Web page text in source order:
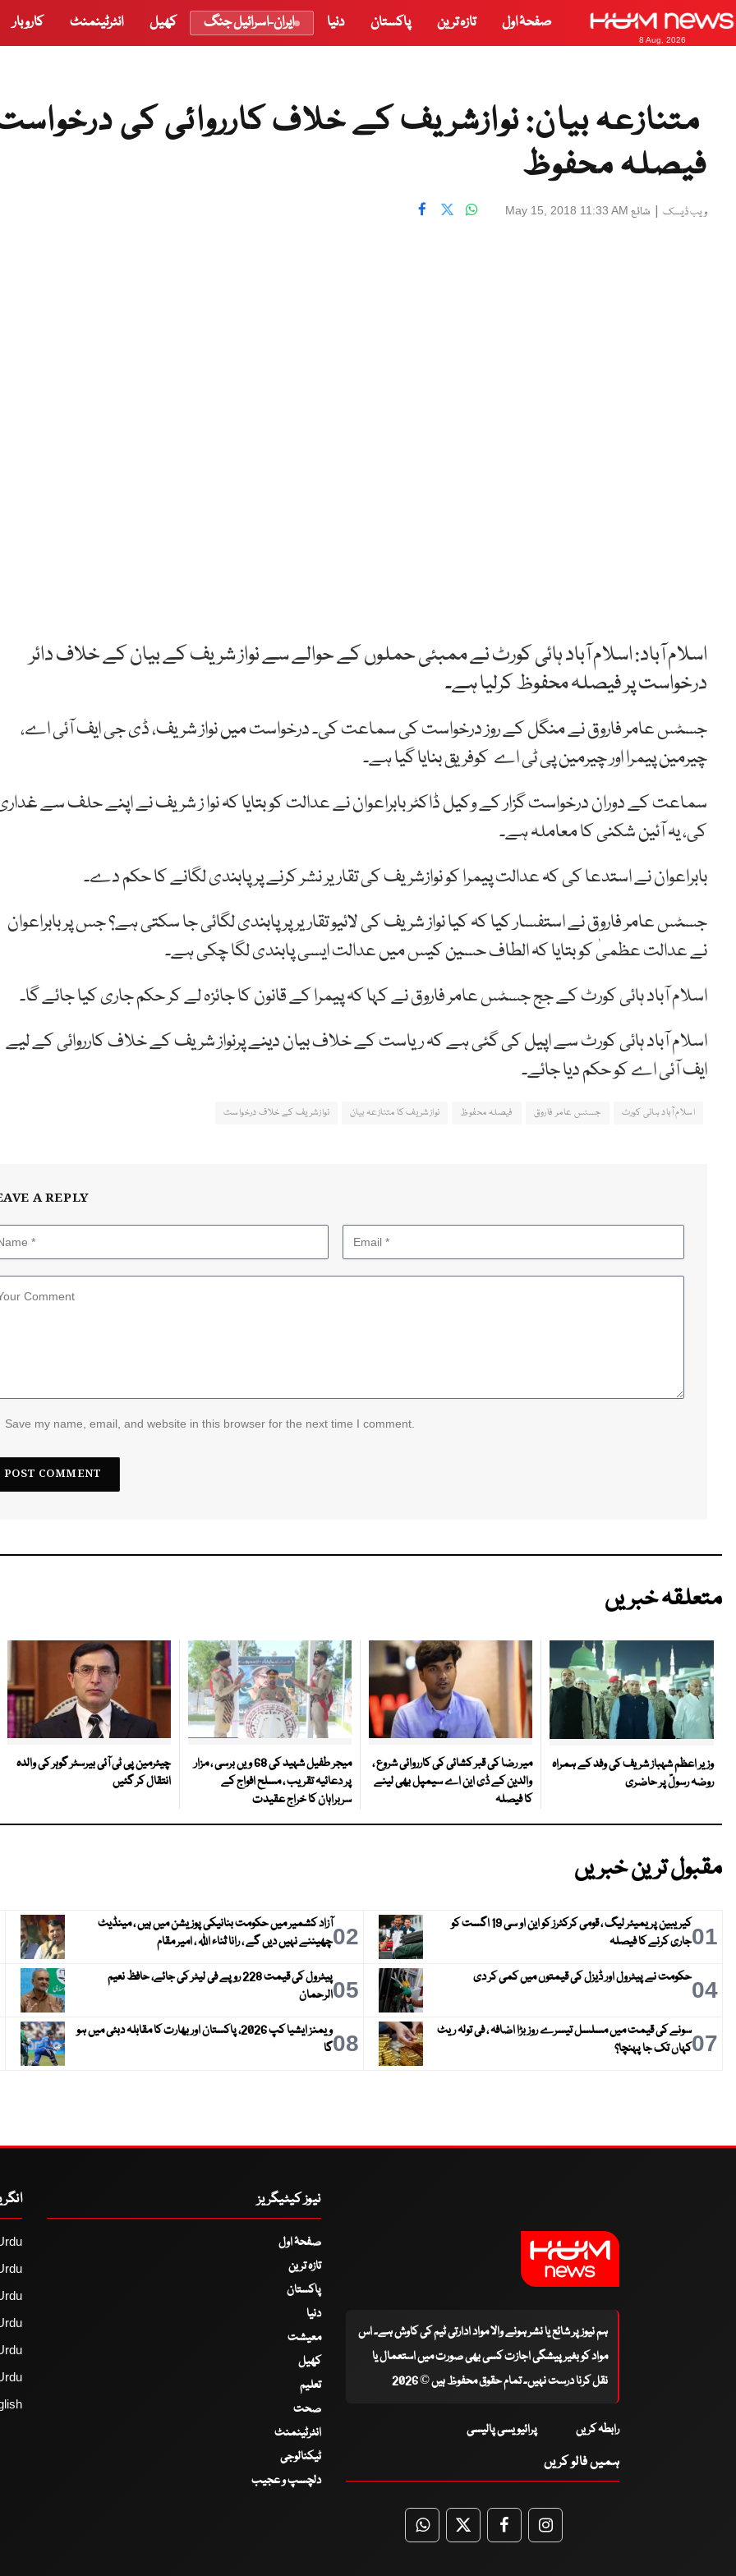
8 Aug, 2026
صفحۂ اول تازہ ترین پاکستان دنیا ایران-اسرائیل جنگ کھیل انٹرٹینمنٹ کاروبار
متنازعہ بیان: نوازشریف کے خلاف کارروائی کی
فیصلہ محفوظ
ویب ڈیسک | شائع May 15, 2018 11:33 AM
اسلام آباد: اسلام آباد ہائی کورٹ نے ممبئی حملوں کے حوالے سے نواز شریف کے بیان کے خلاف دائر
درخواست پر فیصلہ محفوظ کرلیا ہے۔
جسٹس عامر فاروق نے منگل کے روز درخواست کی سماعت کی۔ درخواست میں نواز شریف، ڈی جی ایف آئی اے،
چیرمین پیمرا اور چیرمین پی ٹی اے کوفریق بنایا گیا ہے۔
سماعت کے دوران درخواست گزار کے وکیل ڈاکٹر بابراعوان نے عدالت کو بتایا کہ نوا ز شریف نے اپنے حلف سے
کی، یہ آئین شکنی کا معاملہ ہے۔
بابراعوان نے استدعا کی کہ عدالت پیمرا کو نوازشریف کی تقاریر نشر کرنے پر پابندی لگانے کا حکم دے۔
جسٹس عامر فاروق نے استفسار کیا کہ کیا نواز شریف کی لائیو تقاریر پر پابندی لگائی جا سکتی ہے؟ جس پر بابراعوان
نے عدالت عظمیٰ کو بتایا کہ الطاف حسین کیس میں عدالت ایسی پابندی لگا چکی ہے۔
اسلام آباد ہائی کورٹ کے جج جسٹس عامر فاروق نے کہا کہ پیمرا کے قانون کا جائزہ لے کر حکم جاری کیا جائے گا۔
اسلام آباد ہائی کورٹ سے اپیل کی گئی ہے کہ ریاست کے خلاف بیان دینے پرنواز شریف کے خلاف کارروائی کے لیے
ایف آئی اے کو حکم دیا جائے۔
اسلام آباد ہائی کورٹ جسٹس عامر فاروق فیصلہ محفوظ نوازشریف کا متنازعہ بیان نوازشریف کے خلاف درخواست
A REPLY
Save my name, email, and website in this browser for the next time I comment.
متعلقہ خبریں
وزیر اعظم شہباز شریف کی وفد کے ہمراہ
روضہ رسولؐ پر حاضری
میر رضا کی قبر کشائی کی کارروائی شروع ،
والدین کے ڈی این اے سیمپل بھی لینے
کا فیصلہ
میجر طفیل شہید کی 68 ویں برسی ، مزار
پر دعائیہ تقریب ، مسلح افواج کے
سربراہان کا خراج عقیدت
چیئرمین پی ٹی آئی بیرسٹر گوہر کی والدہ
انتقال کر گئیں
مقبول ترین خبریں
01
کیریبین پریمیئر لیگ ، قومی کرکٹرز کو این او سی 19 اگست کو
جاری کرنے کا فیصلہ
02آزاد کشمیر میں حکومت بنانیکی پوزیشن میں ہیں ، مینڈیٹ
چھیننے نہیں دیں گے ، رانا ثناء اللہ ، امیر مقام
04حکومت نے پیٹرول اور ڈیزل کی قیمتوں میں کمی کر دی 05
پیٹرول کی قیمت 228 روپے فی لیٹر کی جائے، حافظ نعیم
الرحمان
07سونے کی قیمت میں مسلسل تیسرے روز بڑا اضافہ ، فی تولہ ریٹ
کہاں تک جا پہنچا؟
08
ویمنز ایشیا کپ 2026، پاکستان اور بھارت کا مقابلہ دبئی میں ہو
گا
ہم نیوز پر شائع یا نشر ہونے والا مواد ادارتی ٹیم کی کاوش ہے۔ اس
مواد کو بغیر پیشگی اجازت کسی بھی صورت میں استعمال یا
نقل کرنا درست نہیں۔ تمام حقوق محفوظ ہیں © 2026
رابطہ کریں پرائیویسی پالیسی
ہمیں فالو کریں
WhatsApp
TwitterFacebookFacebook
نیوز کیٹیگریز
صفحۂ اول
تازہ ترین
پاکستان
دنیا
معیشت
کھیل
تعلیم
صحت
انٹرٹینمنٹ
ٹیکنالوجی
دلچسپ و عجیب